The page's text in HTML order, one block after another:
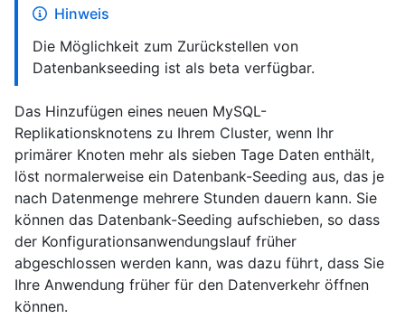
Hinweis
Die Möglichkeit zum Zurückstellen von
Datenbankseeding ist als beta verfügbar.
Das Hinzufügen eines neuen MySQL-
Replikationsknotens zu Ihrem Cluster, wenn Ihr
primärer Knoten mehr als sieben Tage Daten enthält,
löst normalerweise ein Datenbank-Seeding aus, das je
nach Datenmenge mehrere Stunden dauern kann. Sie
können das Datenbank-Seeding aufschieben, so dass
der Konfigurationsanwendungslauf früher
abgeschlossen werden kann, was dazu führt, dass Sie
Ihre Anwendung früher für den Datenverkehr öffnen
können.